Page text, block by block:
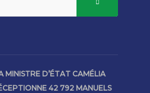
MINISTRE D’ÉTAT CAMÉLIA
42 792 MANUELS